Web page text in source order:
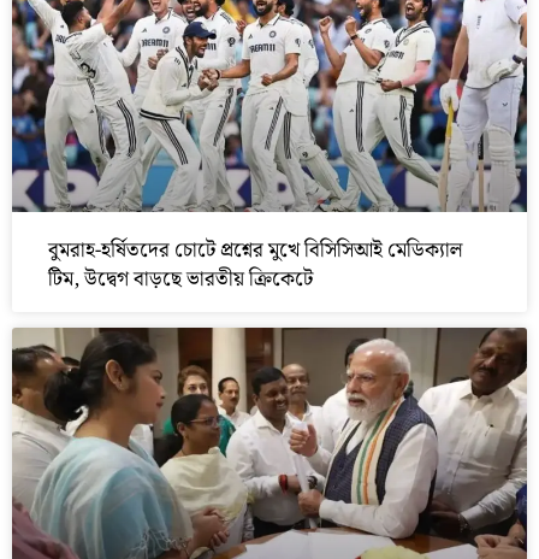
বুমরাহ-হর্ষিতদের চোটে প্রশ্নের মুখে বিসিসিআই মেডিক্যাল
টিম, উদ্বেগ বাড়ছে ভারতীয় ক্রিকেটে